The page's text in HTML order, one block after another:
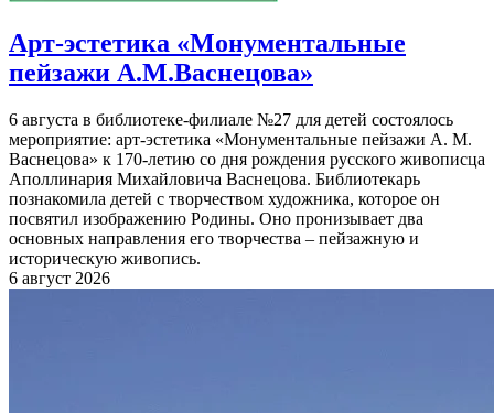
Арт-эстетика «Монументальные
пейзажи А.М.Васнецова»
6 августа в библиотеке-филиале №27 для детей состоялось
мероприятие: арт-эстетика «Монументальные пейзажи А. М.
Васнецова» к 170-летию со дня рождения русского живописца
Аполлинария Михайловича Васнецова. Библиотекарь
познакомила детей с творчеством художника, которое он
посвятил изображению Родины. Оно пронизывает два
основных направления его творчества – пейзажную и
историческую живопись.
6 август 2026